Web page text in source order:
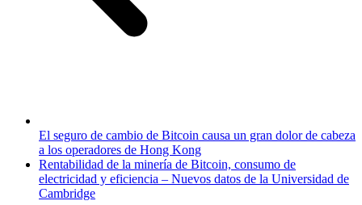
El seguro de cambio de Bitcoin causa un gran dolor de cabeza
a los operadores de Hong Kong
Rentabilidad de la minería de Bitcoin, consumo de
electricidad y eficiencia – Nuevos datos de la Universidad de
Cambridge